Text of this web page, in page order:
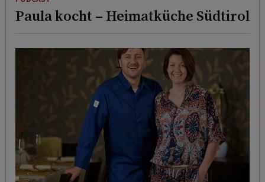
Paula kocht – Heimatküche Südtirol